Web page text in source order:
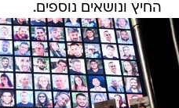
החיץ ונושאים נוספים.